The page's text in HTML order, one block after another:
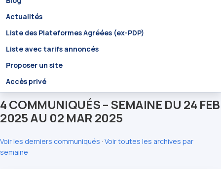
Actualités
Liste des Plateformes Agréées (ex-PDP)
Liste avec tarifs annoncés
Proposer un site
Accès privé
4 COMMUNIQUÉS – SEMAINE DU 24 FEB
2025 AU 02 MAR 2025
Voir les derniers communiqués · Voir toutes les archives par
semaine